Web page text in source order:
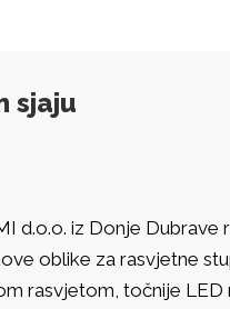
sjaju
d.o.o. iz Donje Dubrave
oblike za rasvjetne
rasvjetom, točnije